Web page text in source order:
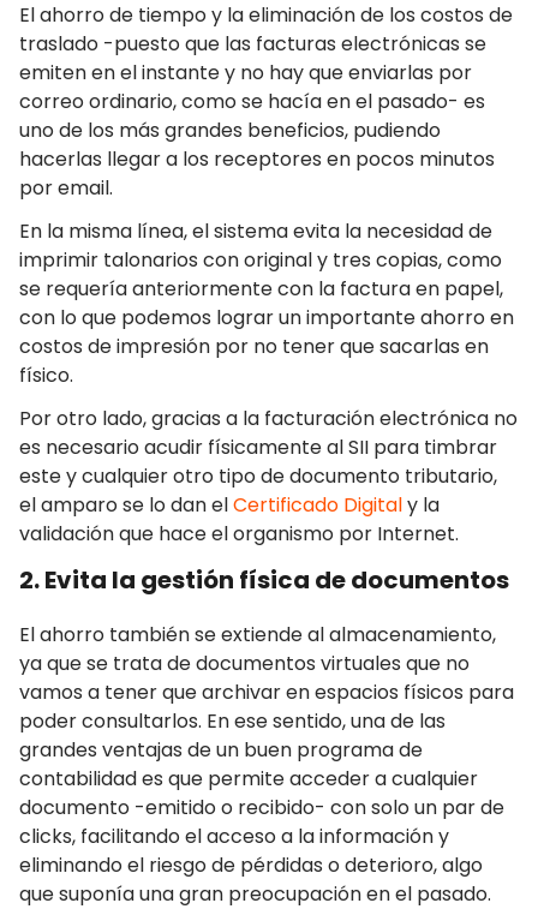
El ahorro de tiempo y la eliminación de los costos de
traslado -puesto que las facturas electrónicas se
emiten en el instante y no hay que enviarlas por
correo ordinario, como se hacía en el pasado- es
uno de los más grandes beneficios, pudiendo
hacerlas llegar a los receptores en pocos minutos
por email.
En la misma línea, el sistema evita la necesidad de
imprimir talonarios con original y tres copias, como
se requería anteriormente con la factura en papel,
con lo que podemos lograr un importante ahorro en
costos de impresión por no tener que sacarlas en
físico.
Por otro lado, gracias a la facturación electrónica no
es necesario acudir físicamente al SII para timbrar
este y cualquier otro tipo de documento tributario,
el amparo se lo dan elCertificado Digitaly la
validación que hace el organismo por Internet.
2. Evita la gestión física de documentos
El ahorro también se extiende al almacenamiento,
ya que se trata de documentos virtuales que no
vamos a tener que archivar en espacios físicos para
poder consultarlos. En ese sentido, una de las
grandes ventajas de un buen programa de
contabilidad es que permite acceder a cualquier
documento -emitido o recibido- con solo un par de
clicks, facilitando el acceso a la información y
eliminando el riesgo de pérdidas o deterioro, algo
que suponía una gran preocupación en el pasado.